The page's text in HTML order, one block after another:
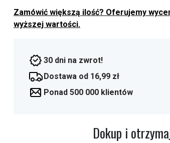
Zamówić większą ilość? Oferujemy
wyższej wartości.
30 dni na zwrot!
Dostawa od 16,99 zł
Ponad 500 000 klientów
Dokup i